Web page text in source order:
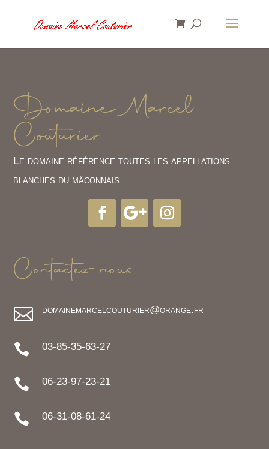
Domaine Marcel
Couturier
Le domaine référence toutes les appellations
blanches du mâconnais
Contactez-nous
 domainemarcelcouturier@orange.fr
 03-85-35-63-27
 06-23-97-23-21
 06-31-08-61-24